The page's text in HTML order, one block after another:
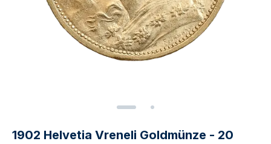
1902 Helvetia Vreneli Goldmünze - 20